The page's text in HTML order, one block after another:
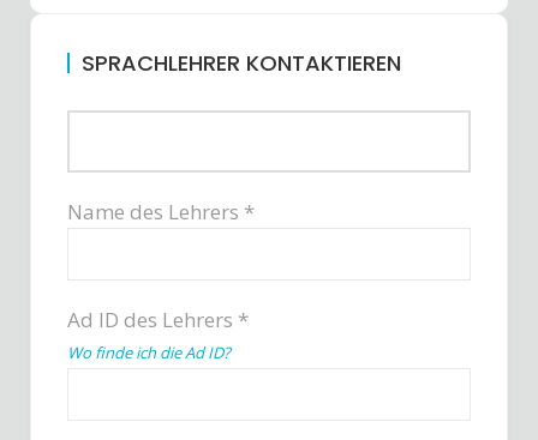
SPRACHLEHRER KONTAKTIEREN
Name des Lehrers *
Ad ID des Lehrers *
Wo finde ich die Ad ID?